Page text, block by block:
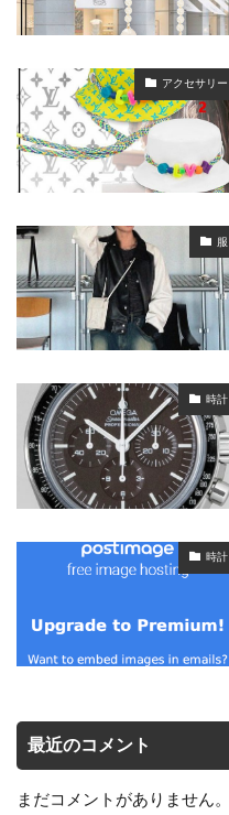
アクセサリー
服
時計
時計
最近のコメント
まだコメントがありません。